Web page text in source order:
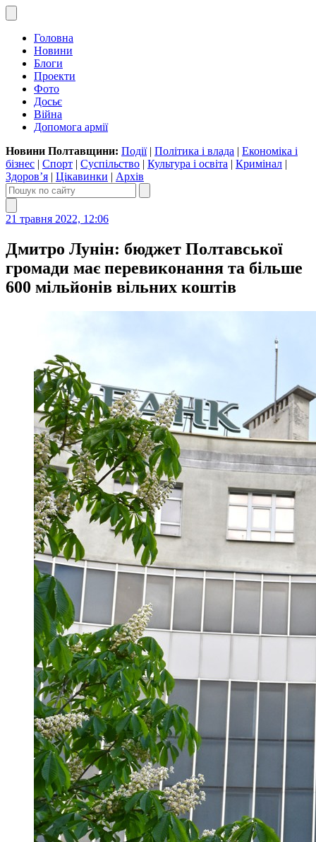
Головна
Новини
Блоги
Проекти
Фото
Досьє
Війна
Допомога армії
Новини Полтавщини: Події| Політика і влада | Економіка і
бізнес | Спорт | Суспільство | Культура і освіта | Кримінал |
Здоров’я | Цікавинки | Архів
21 травня 2022, 12:06
Дмитро Лунін: бюджет Полтавської
громади має перевиконання та більше
600 мільйонів вільних коштів